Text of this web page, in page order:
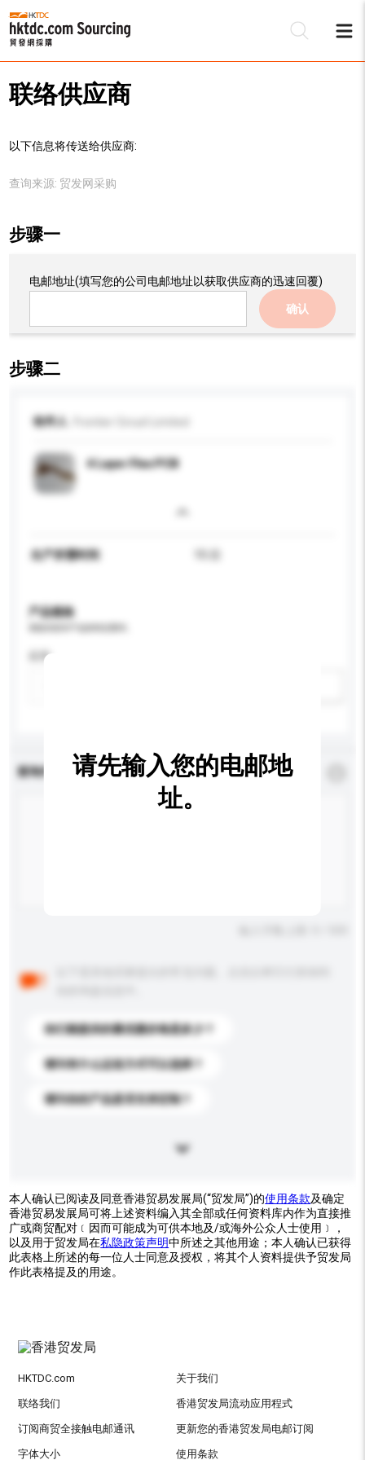
联络供应商
以下信息将传送给供应商:
查询来源: 贸发网采购
步骤一
电邮地址(填写您的公司电邮地址以获取供应商的迅速回覆)
确认
步骤二
收件人
4 Layer Flex PCB
生产所需时间
产品规格
应用
查询内容 *必须填写
你们能提供的最优惠价格是多少？
请问有什么运送方式可以选择？
请问你的产品是否支持定制？
请先输入您的电邮地
址。
本人确认已阅读及同意香港贸易发展局(“贸发局”)的使用条款及确定
香港贸易发展局可将上述资料编入其全部或任何资料库内作为直接推
广或商贸配对﹝因而可能成为可供本地及/或海外公众人士使用﹞，
以及用于贸发局在私隐政策声明中所述之其他用途；本人确认已获得
此表格上所述的每一位人士同意及授权，将其个人资料提供予贸发局
作此表格提及的用途。
HKTDC.com 关于我们
联络我们 香港贸发局流动应用程式
订阅商贸全接触电邮通讯 更新您的香港贸发局电邮订阅
字体大小 使用条款